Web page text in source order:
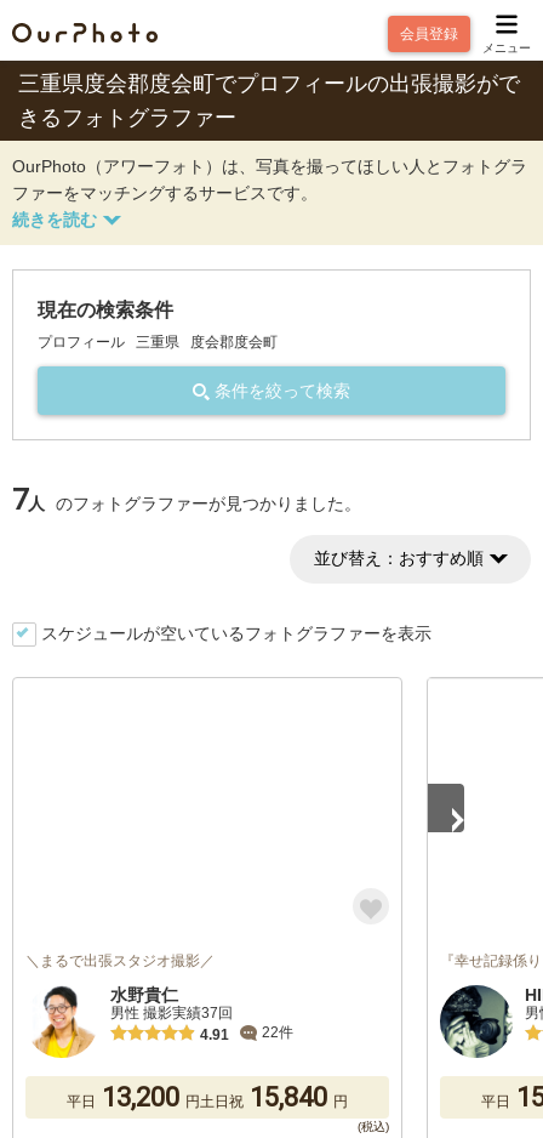
会員登録
メニュー
三重県度会郡度会町でプロフィールの出張撮影がで
きるフォトグラファー
OurPhoto（アワーフォト）は、写真を撮ってほしい人とフォトグラ
ファーをマッチングするサービスです。
現在の検索条件
プロフィール 三重県 度会郡度会町
条件を絞って検索
7人 のフォトグラファーが見つかりました。
並び替え： おすすめ順
スケジュールが空いているフォトグラファーを表示
＼まるで出張スタジオ撮影／
水野貴仁
男性 撮影実績37回
4.91
22件
平日 13,200 円土日祝 15,840 円
『幸せ記録係
平日